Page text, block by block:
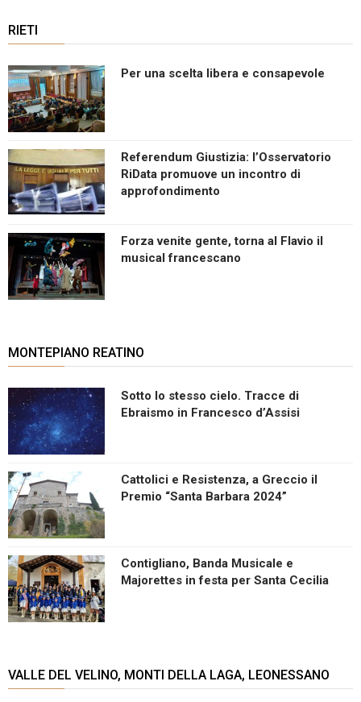
RIETI
Per una scelta libera e consapevole
Referendum Giustizia: l’Osservatorio
RiData promuove un incontro di
approfondimento
Forza venite gente, torna al Flavio il
musical francescano
MONTEPIANO REATINO
Sotto lo stesso cielo. Tracce di
Ebraismo in Francesco d’Assisi
Cattolici e Resistenza, a Greccio il
Premio “Santa Barbara 2024”
Contigliano, Banda Musicale e
Majorettes in festa per Santa Cecilia
VALLE DEL VELINO, MONTI DELLA LAGA, LEONESSANO